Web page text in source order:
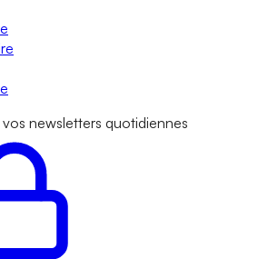
newsletters quotidiennes